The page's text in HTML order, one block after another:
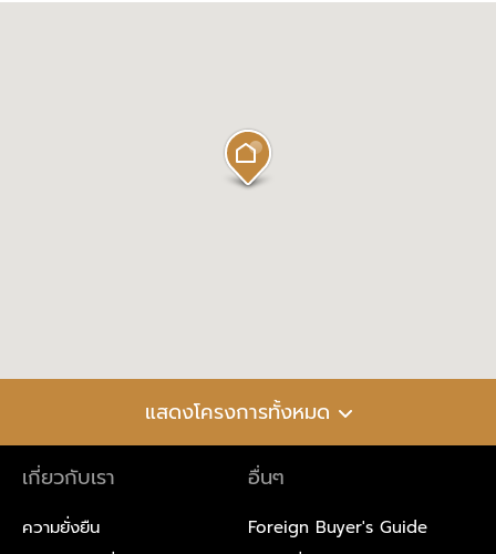
แสดงโครงการทั้งหมด
เกี่ยวกับเรา
ความยั่งยืน
อื่นๆ
Foreign Buyer's Guide